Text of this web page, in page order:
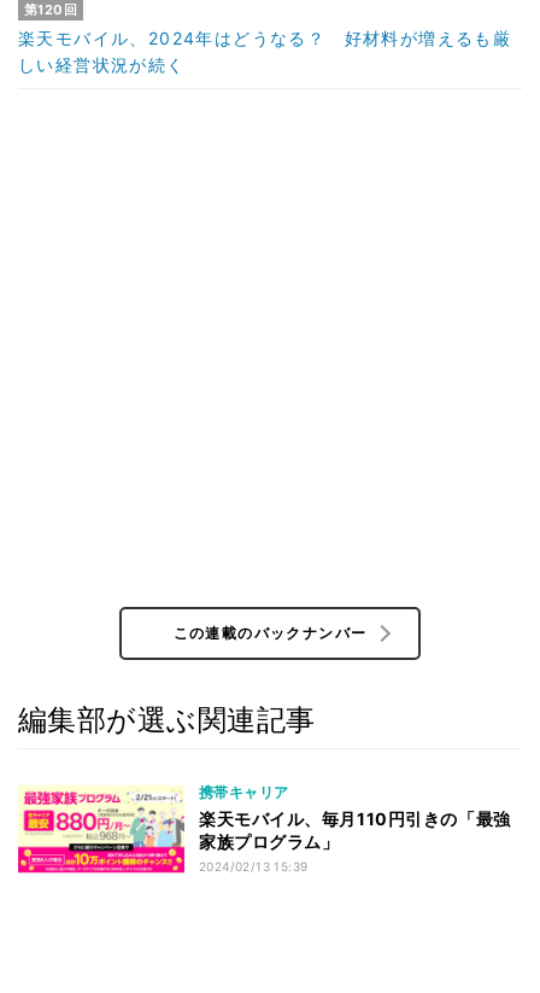
第120回
楽天モバイル、2024年はどうなる？ 好材料が増えるも厳
しい経営状況が続く
この連載のバックナンバー
編集部が選ぶ関連記事
携帯キャリア
楽天モバイル、毎月110円引きの「最強
家族プログラム」
2024/02/13 15:39